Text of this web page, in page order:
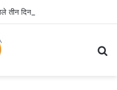
दिन भारी बारिश का अलर्ट